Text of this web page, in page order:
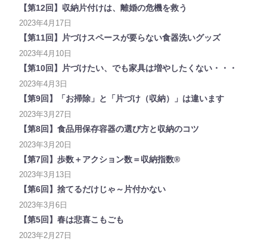
【第12回】収納片付けは、離婚の危機を救う
2023年4月17日
【第11回】片づけスペースが要らない食器洗いグッズ
2023年4月10日
【第10回】片づけたい、でも家具は増やしたくない・・・
2023年4月3日
【第9回】「お掃除」と「片づけ（収納）」は違います
2023年3月27日
【第8回】食品用保存容器の選び方と収納のコツ
2023年3月20日
【第7回】歩数＋アクション数＝収納指数®
2023年3月13日
【第6回】捨てるだけじゃ～片付かない
2023年3月6日
【第5回】春は悲喜こもごも
2023年2月27日